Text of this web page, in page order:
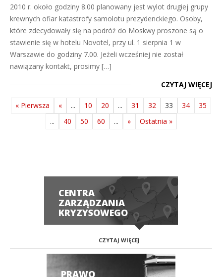
2010 r. około godziny 8.00 planowany jest wylot drugiej grupy
krewnych ofiar katastrofy samolotu prezydenckiego. Osoby,
które zdecydowały się na podróż do Moskwy proszone są o
stawienie się w hotelu Novotel, przy ul. 1 sierpnia 1 w
Warszawie do godziny 7.00. Jeżeli wcześniej nie został
nawiązany kontakt, prosimy […]
CZYTAJ WIĘCEJ
« Pierwsza « ... 10 20 ... 31 32 33 34
35
...
40 50 60 ... » Ostatnia »
CENTRA
ZARZĄDZANIA
KRYZYSOWEGO
CZYTAJ WIĘCEJ
PRAWO